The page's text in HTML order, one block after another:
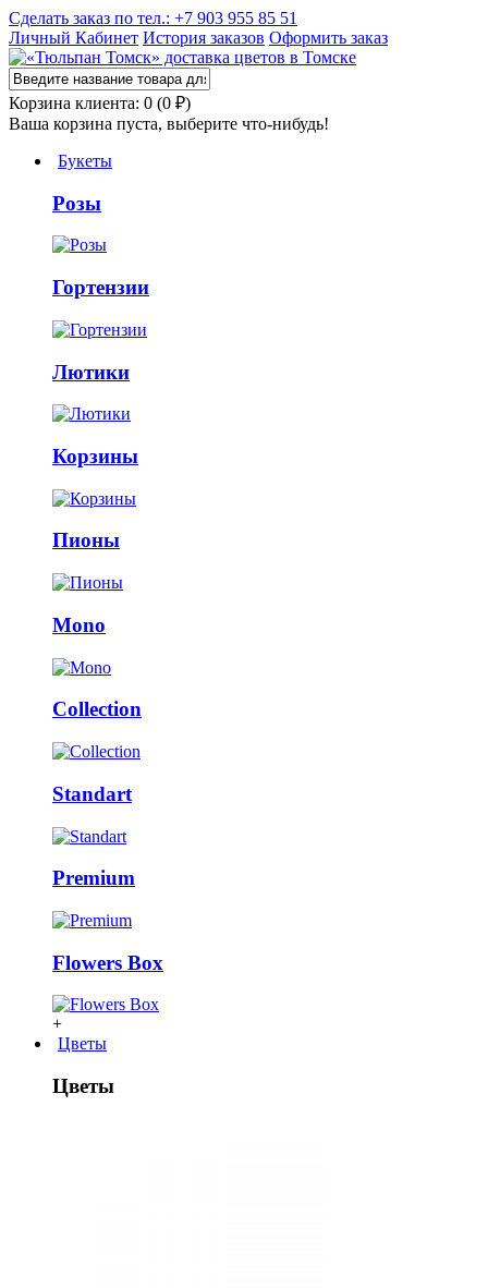
Сделать заказ по тел.: +7 903 955 85 51
Личный Кабинет История заказов Оформить заказ
Корзина клиента: 0 (0 ₽)
Ваша корзина пуста, выберите что-нибудь!
Букеты
Розы
Гортензии
Лютики
Корзины
Пионы
Mono
Collection
Standart
Premium
Flowers Box
+
Цветы
Цветы